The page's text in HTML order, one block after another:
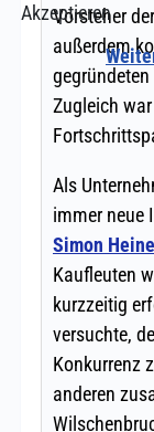
Akzeptieren